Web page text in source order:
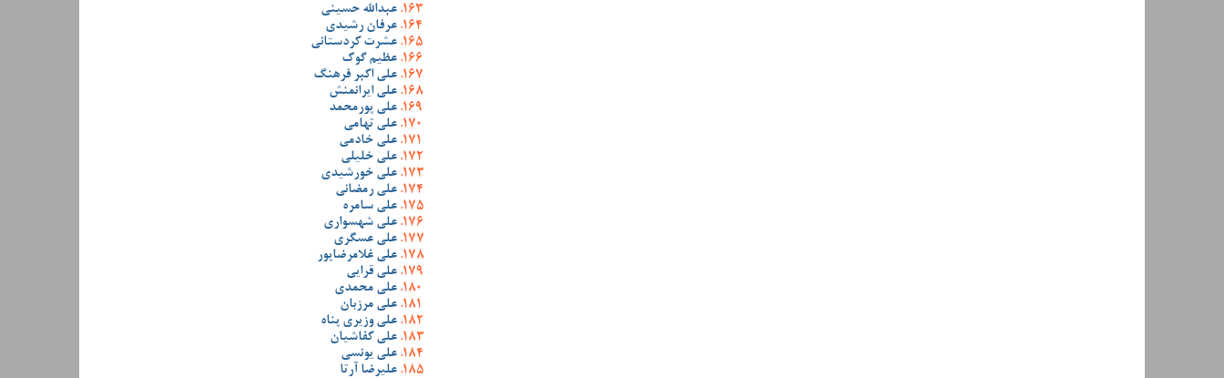
عبدالله حسینی
عرفان رشیدی
عشرت کردستانی
عظیم گوک
علی اکبر فرهنگ
علی ایرانمنش
علی پورمحمد
علی تهامی
علی خادمی
علی خلیلی
علی خورشیدی
علی رمضانی
علی سامره
علی شهسواری
علی عسگری
علی غلامرضاپور
علی قرایی
علی محمدی
علی مرزبان
علی وزیری پناه
علی کفاشیان
علی یونسی
علیرضا آرتا